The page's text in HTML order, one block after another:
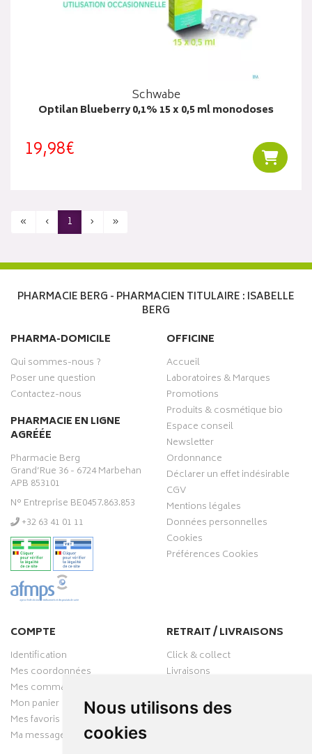
Nous utilisons des
cookies
Schwabe
Optilan Blueberry 0,1% 15 x 0,5 ml monodoses
19,98€
« ‹ 1 › »
PHARMACIE BERG - PHARMACIEN TITULAIRE : ISABELLE
BERG
PHARMA-DOMICILE
Qui sommes-nous ?
Poser une question
Contactez-nous
PHARMACIE EN LIGNE
AGRÉÉE
Pharmacie Berg
Grand’Rue 36 - 6724 Marbehan
APB 853101
N° Entreprise BE0457.863.853
‭+32 63 41 01 11‬
OFFICINE
Accueil
Laboratoires & Marques
Promotions
Produits & cosmétique bio
Espace conseil
Newsletter
Ordonnance
Déclarer un effet indésirable
CGV
Mentions légales
Données personnelles
Cookies
Préférences Cookies
COMPTE
Identification
Mes coordonnées
Mes commandes
Mon panier
Mes favoris
Ma messagerie
RETRAIT / LIVRAISONS
Click & collect
Livraisons